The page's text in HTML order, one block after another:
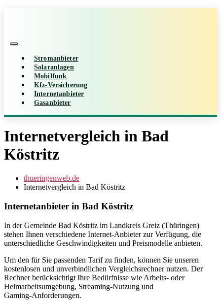
Stromanbieter
Solaranlagen
Mobilfunk
Kfz-Versicherung
Internetanbieter
Gasanbieter
Internetvergleich in Bad
Köstritz
thueringenweb.de
Internetvergleich in Bad Köstritz
Internetanbieter in Bad Köstritz
In der Gemeinde Bad Köstritz im Landkreis Greiz (Thüringen)
stehen Ihnen verschiedene Internet‑Anbieter zur Verfügung, die
unterschiedliche Geschwindigkeiten und Preismodelle anbieten.
Um den für Sie passenden Tarif zu finden, können Sie unseren
kostenlosen und unverbindlichen Vergleichsrechner nutzen. Der
Rechner berücksichtigt Ihre Bedürfnisse wie Arbeits- oder
Heimarbeitsumgebung, Streaming‑Nutzung und
Gaming‑Anforderungen.